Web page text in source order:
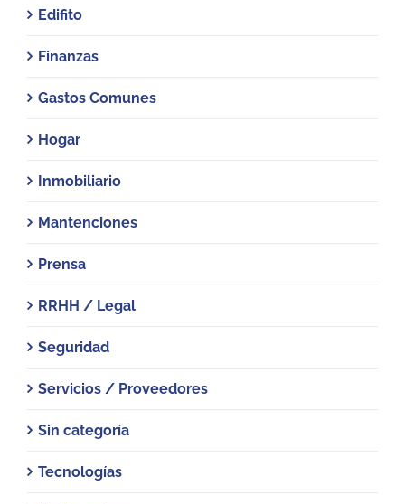
Edifito
Finanzas
Gastos Comunes
Hogar
Inmobiliario
Mantenciones
Prensa
RRHH / Legal
Seguridad
Servicios / Proveedores
Sin categoría
Tecnologías